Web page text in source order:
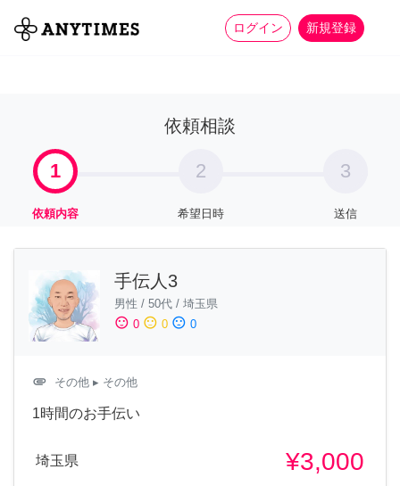
ログイン 新規登録
全て 家事 more_horiz
依頼相談
1
依頼内容
2
希望日時
3
送信
手伝人3
男性 / 50代 / 埼玉県
sentiment_satisfied 0 sentiment_neutral 0 sentiment_dissatisfied 0
attachment その他 ▸ その他
1時間のお手伝い
埼玉県 ¥3,000